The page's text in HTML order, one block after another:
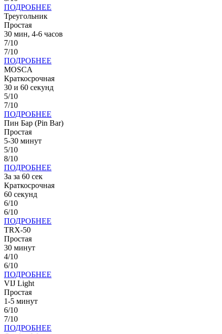
ПОДРОБНЕЕ
Треугольник
Простая
30 мин, 4-6 часов
7/10
7/10
ПОДРОБНЕЕ
MOSCA
Краткосрочная
30 и 60 секунд
5/10
7/10
ПОДРОБНЕЕ
Пин Бар (Pin Bar)
Простая
5-30 минут
5/10
8/10
ПОДРОБНЕЕ
За за 60 сек
Краткосрочная
60 секунд
6/10
6/10
ПОДРОБНЕЕ
TRX-50
Простая
30 минут
4/10
6/10
ПОДРОБНЕЕ
VIJ Light
Простая
1-5 минут
6/10
7/10
ПОДРОБНЕЕ